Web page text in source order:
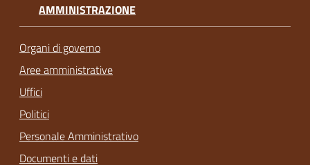
AMMINISTRAZIONE
Organi di governo
Aree amministrative
Uffici
Politici
Personale Amministrativo
Documenti e dati